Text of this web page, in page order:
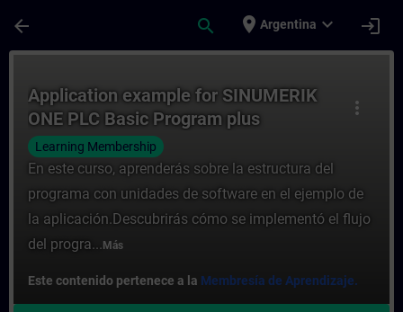
arrow_back search place Argentina expand_more login
more_vert
Application example for SINUMERIK
ONE PLC Basic Program plus
Learning Membership
En este curso, aprenderás sobre la estructura del
programa con unidades de software en el ejemplo de
la aplicación.Descubrirás cómo se implementó el flujo
del progra... Más
Este contenido pertenece a la Membresía de Aprendizaje.